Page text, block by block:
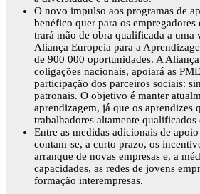
O novo impulso aos programas de
benéfico quer para os
trará mão de obra qualificada a uma
Aliança Europeia para a
de 900 000 oportunidades. A
coligações nacionais, apoiará as
participação dos parceiros sociais:
patronais. O objetivo é manter
aprendizagem, já que os aprendizes
trabalhadores altamente qualificados
Entre as medidas adicionais de
contam-se, a curto prazo, os
arranque de novas empresas e, a
capacidades, as redes de jovens
formação interempresas.